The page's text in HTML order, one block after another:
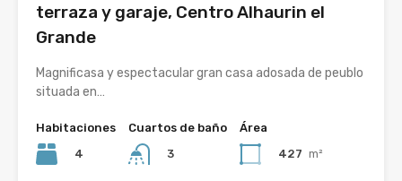
terraza y garaje, Centro Alhaurin el
Grande
Magnificasa y espectacular gran casa adosada de peublo
situada en…
Habitaciones
4
Cuartos de baño
3
Área
427 m²